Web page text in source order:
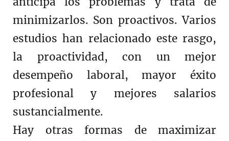
minimizarlos. Son proactivos. Varios
estudios han relacionado este rasgo,
la proactividad, con un mejor
desempeño laboral, mayor éxito
profesional y mejores salarios
sustancialmente.
Hay otras formas de maximizar